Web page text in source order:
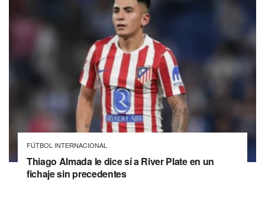
FÚTBOL INTERNACIONAL
Thiago Almada le dice sí a River Plate en un
fichaje sin precedentes